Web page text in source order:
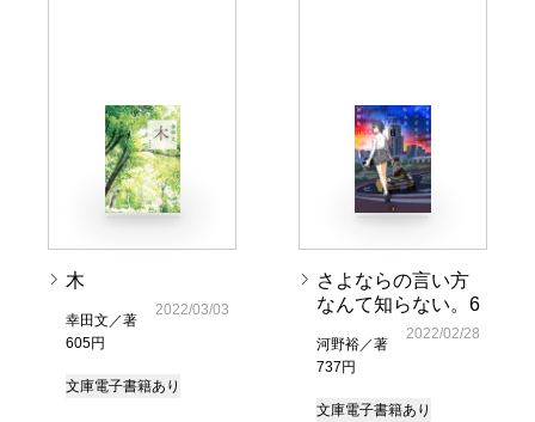
木
幸田文／著
605円
2022/03/03
文庫電子書籍あり
さよならの言い方
なんて知らない。6
河野裕／著
737円
2022/02/28
文庫電子書籍あり